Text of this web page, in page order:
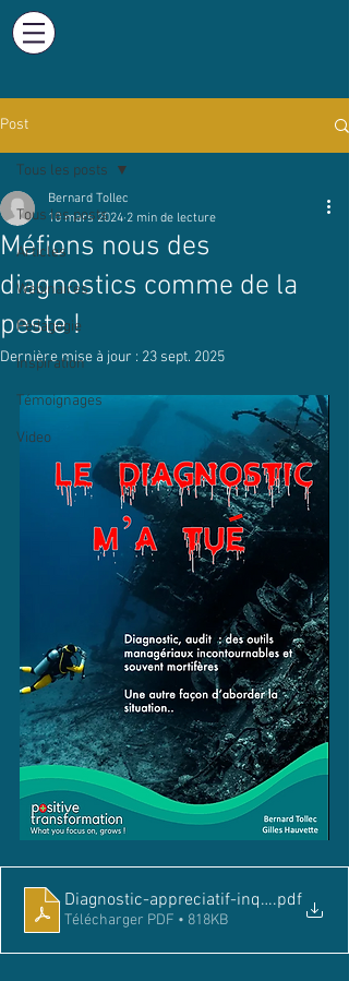
Post
Tous les posts
Articles
Webinaires
Pédagogie
Inspiration
Témoignages
Video
Tous les posts
Méfions nous des
diagnostics comme de la
peste !
Bernard Tollec
10 mars 2024 2 min de lecture
Dernière mise à jour : 23 sept. 2025
Diagnostic-appreciatif-inquiry.pdf
Télécharger PDF • 818KB